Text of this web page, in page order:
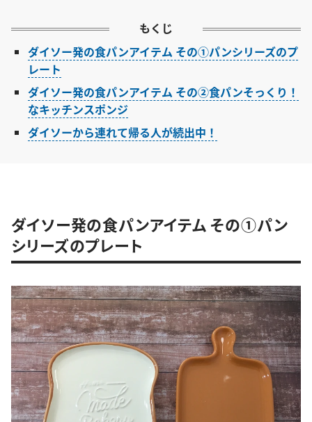
もくじ
ダイソー発の食パンアイテム その①パンシリーズのプ
レート
ダイソー発の食パンアイテム その②食パンそっくり！
なキッチンスポンジ
ダイソーから連れて帰る人が続出中！
ダイソー発の食パンアイテム その①パン
シリーズのプレート